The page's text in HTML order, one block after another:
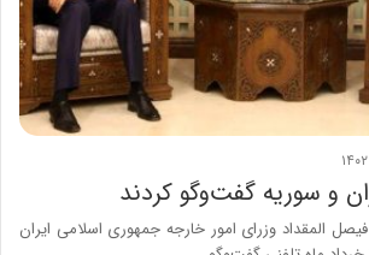
و سوریه گفت‌و‌گو کردند
المقداد وزرای امور خارجه جمهوری اسلامی ایران